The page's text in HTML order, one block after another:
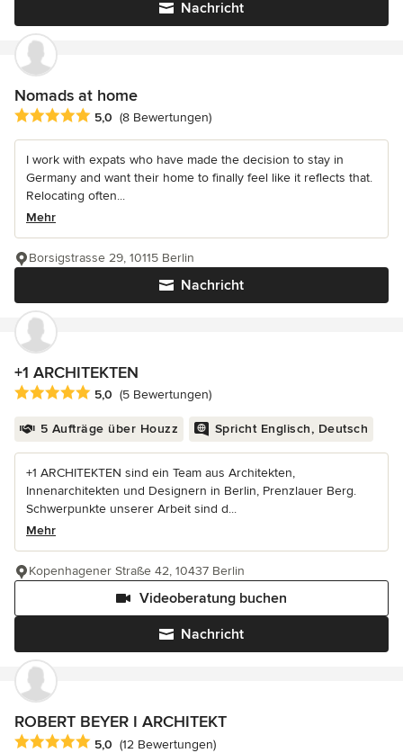
Nachricht
Nomads at home
Durchschnittliche Bewertung: 5 von 5 Sternen
5,0 (8 Bewertungen)
I work with expats who have made the decision to stay in
Germany and want their home to finally feel like it reflects that.
Relocating often...
Mehr
Nachricht
Borsigstrasse 29, 10115 Berlin
+1 ARCHITEKTEN
Durchschnittliche Bewertung: 5 von 5 Sternen
5,0 (5 Bewertungen)
5 Aufträge über Houzz Spricht Englisch, Deutsch
+1 ARCHITEKTEN sind ein Team aus Architekten,
Innenarchitekten und Designern in Berlin, Prenzlauer Berg.
Schwerpunkte unserer Arbeit sind d...
Mehr
Nachricht
Videoberatung buchen
Kopenhagener Straße 42, 10437 Berlin
ROBERT BEYER I ARCHITEKT
Durchschnittliche Bewertung: 5 von 5 Sternen
5,0 (12 Bewertungen)